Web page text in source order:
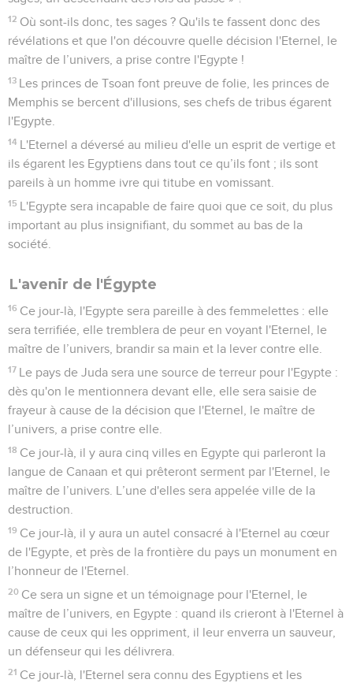
12 Où sont-ils donc, tes sages ? Qu'ils te fassent donc des
révélations et que l'on découvre quelle décision l'Eternel, le
maître de l’univers, a prise contre l'Egypte !
13 Les princes de Tsoan font preuve de folie, les princes de
Memphis se bercent d'illusions, ses chefs de tribus égarent
l'Egypte.
14 L'Eternel a déversé au milieu d'elle un esprit de vertige et
ils égarent les Egyptiens dans tout ce qu’ils font ; ils sont
pareils à un homme ivre qui titube en vomissant.
15 L'Egypte sera incapable de faire quoi que ce soit, du plus
important au plus insignifiant, du sommet au bas de la
société.
L'avenir de l'Égypte
16 Ce jour-là, l'Egypte sera pareille à des femmelettes : elle
sera terrifiée, elle tremblera de peur en voyant l'Eternel, le
maître de l’univers, brandir sa main et la lever contre elle.
17 Le pays de Juda sera une source de terreur pour l'Egypte :
dès qu'on le mentionnera devant elle, elle sera saisie de
frayeur à cause de la décision que l'Eternel, le maître de
l’univers, a prise contre elle.
18 Ce jour-là, il y aura cinq villes en Egypte qui parleront la
langue de Canaan et qui prêteront serment par l'Eternel, le
maître de l’univers. L’une d'elles sera appelée ville de la
destruction.
19 Ce jour-là, il y aura un autel consacré à l'Eternel au cœur
de l'Egypte, et près de la frontière du pays un monument en
l’honneur de l'Eternel.
20 Ce sera un signe et un témoignage pour l'Eternel, le
maître de l’univers, en Egypte : quand ils crieront à l'Eternel à
cause de ceux qui les oppriment, il leur enverra un sauveur,
un défenseur qui les délivrera.
21 Ce jour-là, l'Eternel sera connu des Egyptiens et les